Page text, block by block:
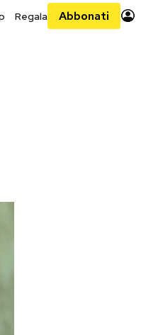
Regala Abbonati